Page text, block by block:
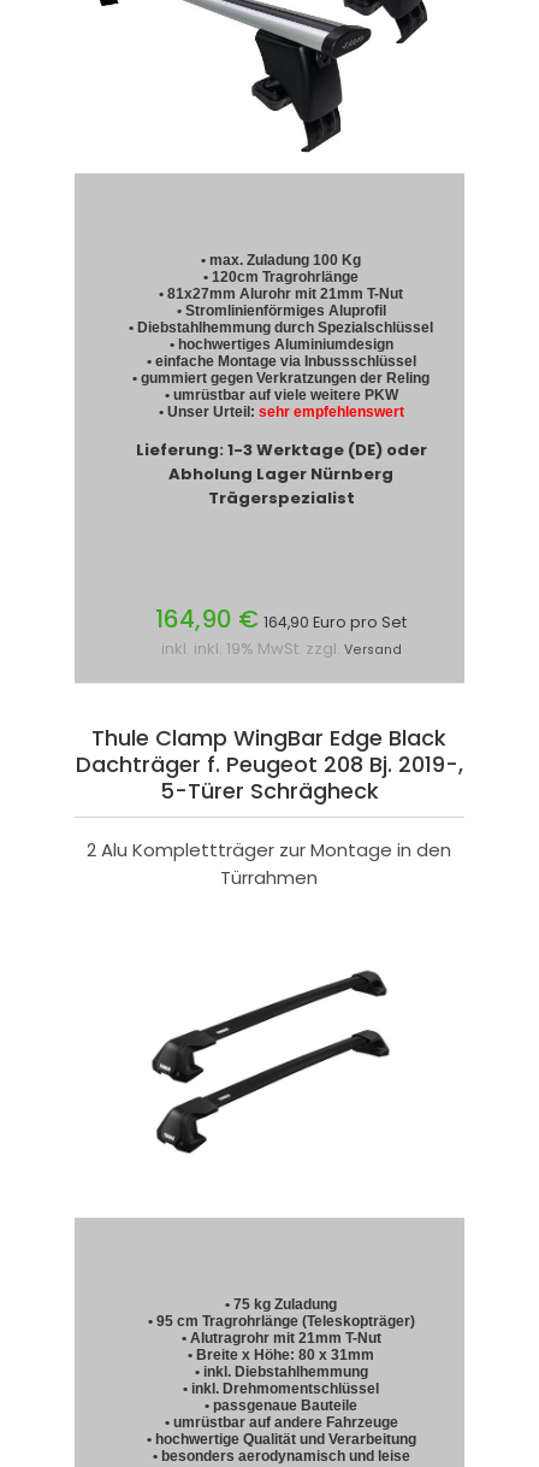
• max. Zuladung 100 Kg
• 120cm Tragrohrlänge
• 81x27mm Alurohr mit 21mm T-Nut
• Stromlinienförmiges Aluprofil
• Diebstahlhemmung durch Spezialschlüssel
• hochwertiges Aluminiumdesign
• einfache Montage via Inbussschlüssel
• gummiert gegen Verkratzungen der Reling
• umrüstbar auf viele weitere PKW
• Unser Urteil: sehr empfehlenswert
Lieferung: 1-3 Werktage (DE) oder
Abholung Lager Nürnberg
Trägerspezialist
164,90 € 164,90 Euro pro Set
inkl. inkl. 19% MwSt. zzgl. Versand
Thule Clamp WingBar Edge Black
Dachträger f. Peugeot 208 Bj. 2019-,
5-Türer Schrägheck
2 Alu Komplettträger zur Montage in den
Türrahmen
• 75 kg Zuladung
• 95 cm Tragrohrlänge (Teleskopträger)
• Alutragrohr mit 21mm T-Nut
• Breite x Höhe: 80 x 31mm
• inkl. Diebstahlhemmung
• inkl. Drehmomentschlüssel
• passgenaue Bauteile
• umrüstbar auf andere Fahrzeuge
• hochwertige Qualität und Verarbeitung
• besonders aerodynamisch und leise